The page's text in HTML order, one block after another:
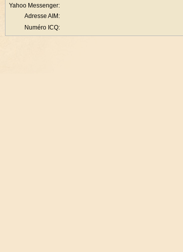
Yahoo Messenger:
Adresse AIM:
Numéro ICQ: